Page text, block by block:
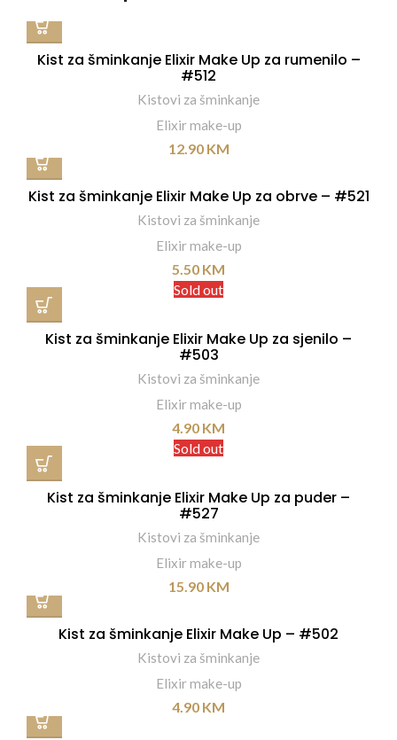
Kist za šminkanje Elixir Make Up za rumenilo –
#512
Kistovi za šminkanje
Elixir make-up
12.90 KM
Kist za šminkanje Elixir Make Up za obrve – #521
Kistovi za šminkanje
Elixir make-up
5.50 KM
Sold out
Kist za šminkanje Elixir Make Up za sjenilo –
#503
Kistovi za šminkanje
Elixir make-up
4.90 KM
Sold out
Kist za šminkanje Elixir Make Up za puder –
#527
Kistovi za šminkanje
Elixir make-up
15.90 KM
Kist za šminkanje Elixir Make Up – #502
Kistovi za šminkanje
Elixir make-up
4.90 KM